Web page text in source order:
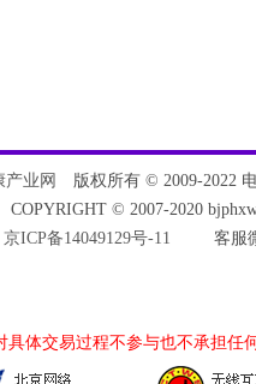
产业网
版权所有 © 2009-2022 电
COPYRIGHT © 2007-2020
京ICP备14049129号-11
客服
具体交易过程不参与也不承担